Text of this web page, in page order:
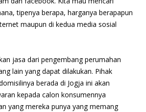
tipenya berapa, harganya berapapun
maupun di kedua media sosial
jasa dari pengembang perumahan
lain yang dapat dilakukan. Pihak
berada di Jogja ini akan
kepada calon konsumennya
yang mereka punya yang memang